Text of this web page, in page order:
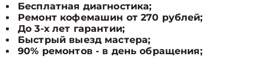
Бесплатная диагностика;
Ремонт кофемашин от 270 рублей;
До 3-х лет гарантии;
Быстрый выезд мастера;
90% ремонтов - в день обращения;